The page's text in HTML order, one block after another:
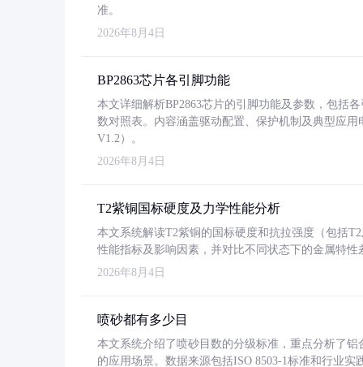
准。
2026年8月4日
BP2863芯片各引脚功能
本文详细解析BP2863芯片的引脚功能及参数，包括
数对照表。内容涵盖驱动配置、保护机制及典型应
V1.2）。
2026年8月4日
T2紫铜国标硬度及力学性能分析
本文系统解读T2紫铜的国标硬度和抗拉强度（包括
性能指标及影响因素，并对比不同状态下的金属特
2026年8月4日
喷砂都有多少目
本文系统介绍了喷砂目数的分级标准，重点分析了
的应用场景。数据来源包括ISO 8503-1标准和行业